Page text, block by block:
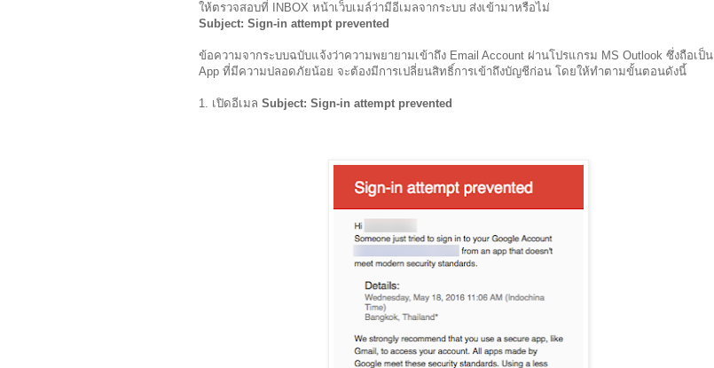
ให้ตรวจสอบที่ INBOX หน้าเว็บเมล์ว่ามีอีเมลจากระบบ ส่งเข้ามาหรือไม่
Subject: Sign-in attempt prevented
ข้อความจากระบบฉบับแจ้งว่าความพยายามเข้าถึง Email Account ผ่านโปรแกรม MS Outlook ซึ่งถือเป็น
App ที่มีความปลอดภัยน้อย จะต้องมีการเปลี่ยนสิทธิ์การเข้าถึงบัญชีก่อน โดยให้ทำตามขั้นตอนดังนี้
1. เปิดอีเมล Subject: Sign-in attempt prevented